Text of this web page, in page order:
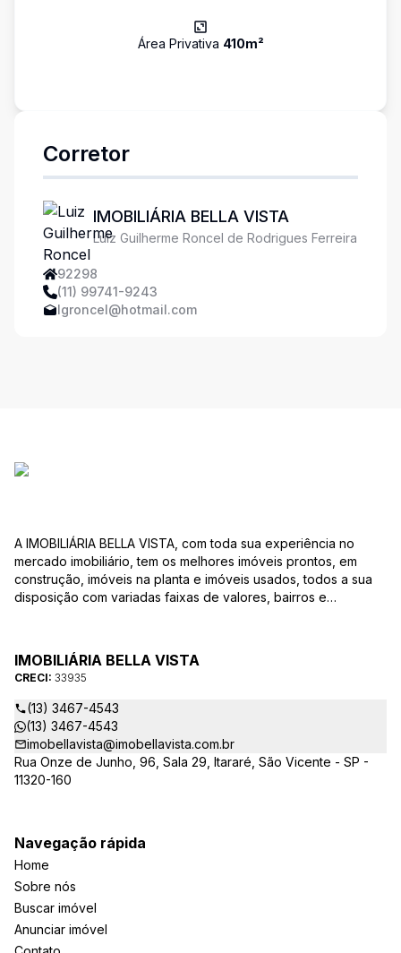
Área Privativa 410m²
Corretor
IMOBILIÁRIA BELLA VISTA
Luiz Guilherme Roncel de Rodrigues Ferreira
92298
(11) 99741-9243
lgroncel@hotmail.com
A IMOBILIÁRIA BELLA VISTA, com toda sua experiência no
mercado imobiliário, tem os melhores imóveis prontos, em
construção, imóveis na planta e imóveis usados, todos a sua
disposição com variadas faixas de valores, bairros e
ao CRECI-EE – estarão sempre prontos para responder-lhe
todas as suas dúvidas sobre casas, apartamentos, terrenos,
salas comerciais e outros produtos imobiliários.
IMOBILIÁRIA BELLA VISTA
CRECI: 33935
(13) 3467-4543
(13) 3467-4543
imobellavista@imobellavista.com.br
Rua Onze de Junho, 96, Sala 29, Itararé, São Vicente - SP -
11320-160
Navegação rápida
Home
Sobre nós
Buscar imóvel
Anunciar imóvel